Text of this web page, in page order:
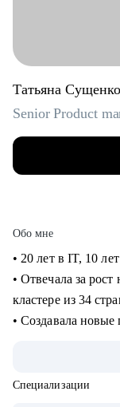
Татьяна Сущенко
Senior Product
Обо мне
• 20 лет в IT, 10
• Отвечала за
кластере из 34
• Создавала
• Управляла
• Помогаю
Специализации